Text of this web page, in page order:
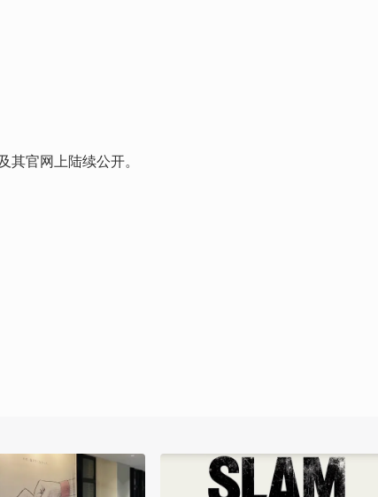
官网上陆续公开。